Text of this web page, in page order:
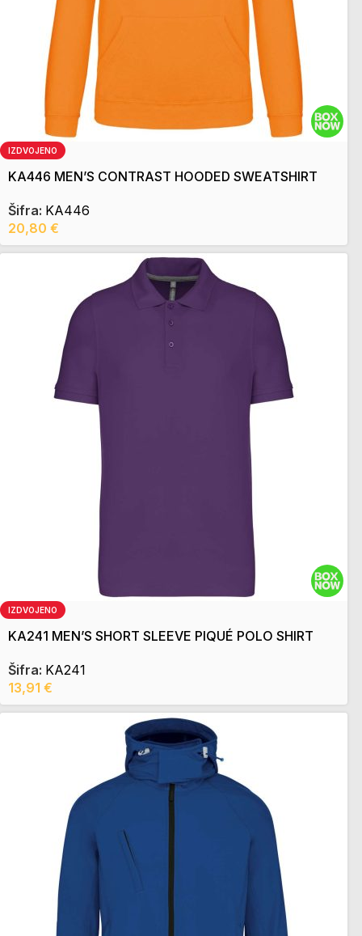
IZDVOJENO
KA446 MEN’S CONTRAST HOODED SWEATSHIRT
Šifra: KA446
20,80 €
IZDVOJENO
KA241 MEN’S SHORT SLEEVE PIQUÉ POLO SHIRT
Šifra: KA241
13,91 €